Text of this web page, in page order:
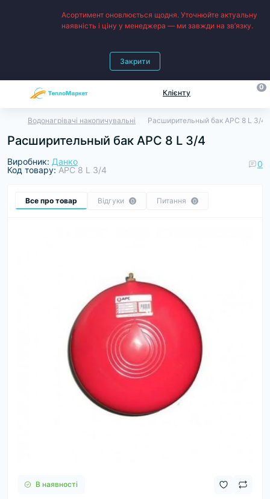
Асортимент оновлюється щодня. Уточнюйте актуальну
наявність і ціну у менеджера — ми завжди на зв’язку.
Закрити
Клієнту
0
Водонагрівачі накопичувальні Расширительный бак APC 8 L 3/4
Расширительный бак APC 8 L 3/4
Виробник: Данко
Код товару:APC 8 L 3/4
0
Все про товар Відгуки 0 Питання 0
В наявності